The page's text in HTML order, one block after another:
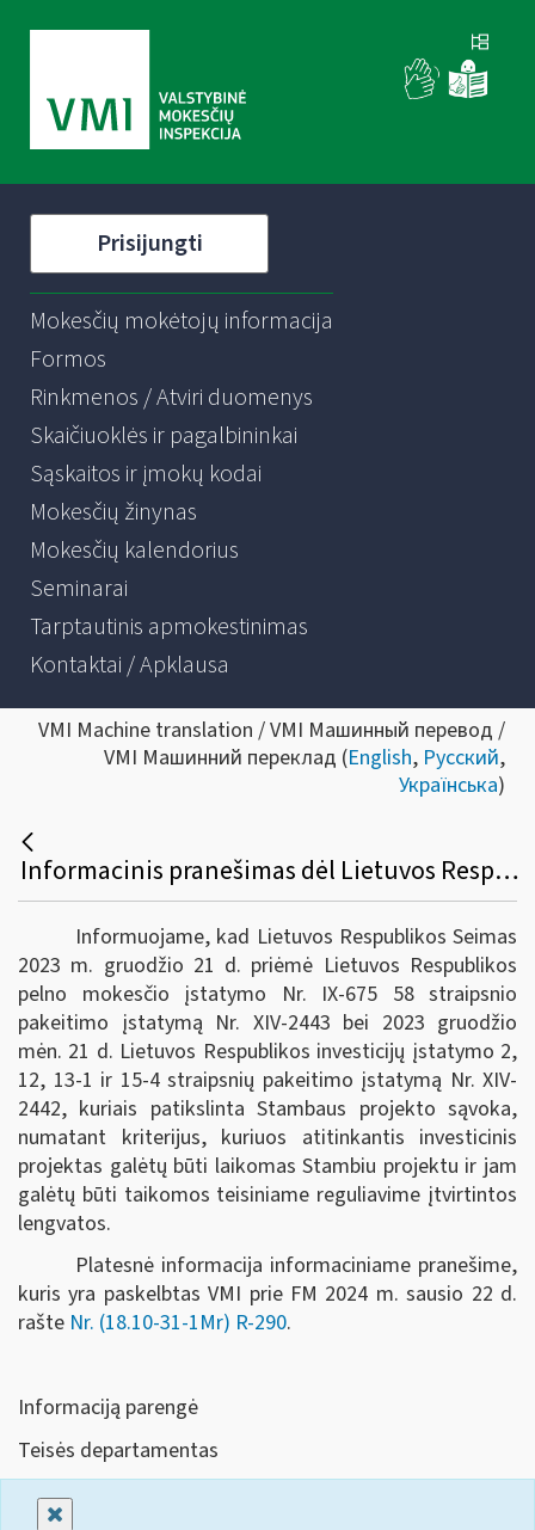
Prisijungti
Mokesčių mokėtojų informacija
Formos
Rinkmenos / Atviri duomenys
Skaičiuoklės ir pagalbininkai
Sąskaitos ir įmokų kodai
Mokesčių žinynas
Mokesčių kalendorius
Seminarai
Tarptautinis apmokestinimas
Kontaktai / Apklausa
VMI Machine translation / VMI Машинный перевод /
VMI Машинний переклад (English, Русский,
Українська)
Informacinis pranešimas dėl Lietuvos Respublikos pelno mokesčio įstatymo pakeitimo
Informuojame, kad Lietuvos Respublikos Seimas
2023 m. gruodžio 21 d. priėmė Lietuvos Respublikos
pelno mokesčio įstatymo Nr. IX-675 58 straipsnio
pakeitimo įstatymą Nr. XIV-2443 bei 2023 gruodžio
mėn. 21 d. Lietuvos Respublikos investicijų įstatymo 2,
12, 13-1 ir 15-4 straipsnių pakeitimo įstatymą Nr. XIV-
2442, kuriais patikslinta Stambaus projekto sąvoka,
numatant kriterijus, kuriuos atitinkantis investicinis
projektas galėtų būti laikomas Stambiu projektu ir jam
galėtų būti taikomos teisiniame reguliavime įtvirtintos
lengvatos.
Platesnė informacija informaciniame pranešime,
kuris yra paskelbtas VMI prie FM 2024 m. sausio 22 d.
rašte Nr. (18.10-31-1Mr) R-290.
Informaciją parengė
Teisės departamentas